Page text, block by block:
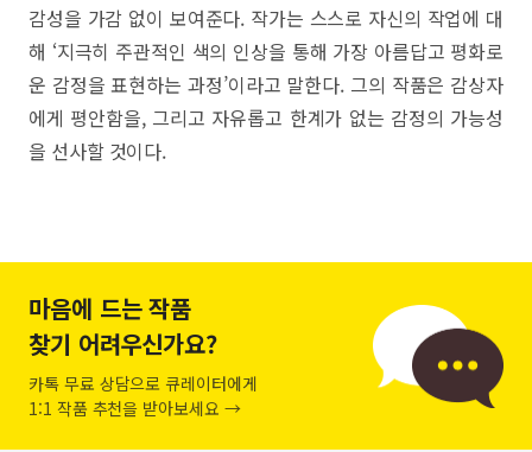
감성을 가감 없이 보여준다. 작가는 스스로 자신의 작업에 대
해 ‘지극히 주관적인 색의 인상을 통해 가장 아름답고 평화로
운 감정을 표현하는 과정’이라고 말한다. 그의 작품은 감상자
에게 평안함을, 그리고 자유롭고 한계가 없는 감정의 가능성
을 선사할 것이다.
마음에 드는 작품
찾기 어려우신가요?
카톡 무료 상담으로 큐레이터에게
1:1 작품 추천을 받아보세요 →